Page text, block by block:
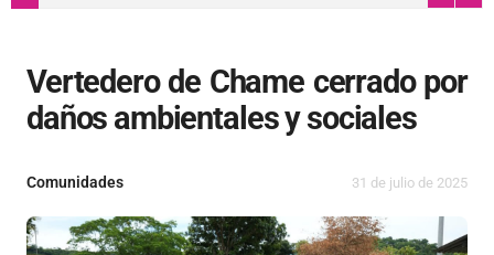
Vertedero de Chame cerrado por
daños ambientales y sociales
Comunidades 31 de julio de 2025